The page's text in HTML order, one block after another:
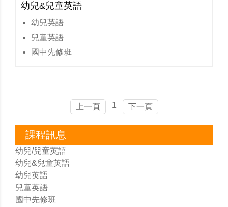
幼兒&兒童英語
幼兒英語
兒童英語
國中先修班
上一頁 1 下一頁
課程訊息
幼兒/兒童英語
幼兒&兒童英語
幼兒英語
兒童英語
國中先修班